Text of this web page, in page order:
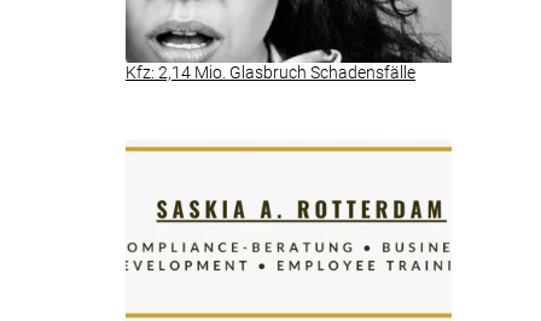
Kfz: 2,14 Mio. Glasbruch Schadensfälle